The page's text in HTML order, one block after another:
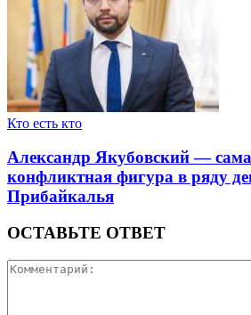
Кто есть кто
Александр Якубовский —
конфликтная фигура в ряду
Прибайкалья
ОСТАВЬТЕ ОТВЕТ